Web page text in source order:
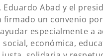
Abad y el
firmado un convenio
especialmente a
económica,